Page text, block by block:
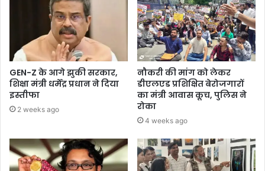
GEN-Z के आगे झुकी सरकार,
शिक्षा मंत्री धर्मेंद्र प्रधान ने दिया
इस्तीफा
2 weeks ago
नौकरी की मांग को लेकर
डीएलएड प्रशिक्षित बेरोजगारों
का मंत्री आवास कूच, पुलिस ने
रोका
4 weeks ago